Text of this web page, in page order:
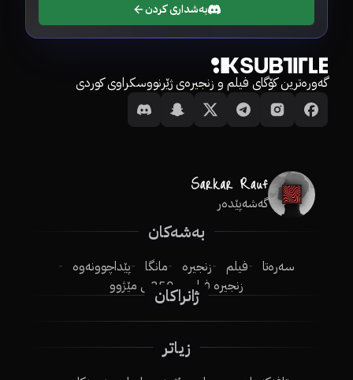
بەشداری کردن
گەورەترین کۆگای فیلم و زنجیرەی ژێرنووسکراوی کوردی
گەشەپێدەر
بەشەکان
سەرەتا فیلم زنجیرە مانگا
پێداچوونەوە
زنجیرە فیلم
250ـی مێژوو
ژانراکان
زیاتر